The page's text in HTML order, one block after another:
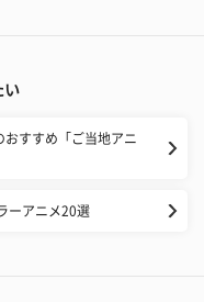
い
すすめ「ご当地アニ
ーアニメ20選